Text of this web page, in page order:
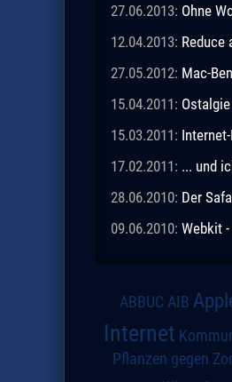
27.06.2013: Ohne
12.04.2013: Reduce
27.05.2012: Mac-
15.04.2011:
15.03.2011:
17.02.2011: ... und
28.06.2010: Der
09.06.2010: Webkit
ABBUC AIB
Internet
Pflanzen gegen